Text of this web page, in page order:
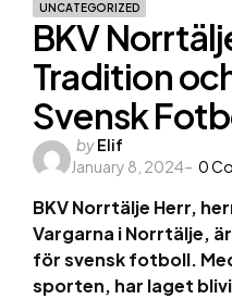
UNCATEGORIZED
BKV
Tradition
Svensk
Posted
by
byElif
January 8, 2024
0
BKV Norrtälje Herr,
Vargarna i Norrtälje,
för svensk fotboll.
sporten, har laget